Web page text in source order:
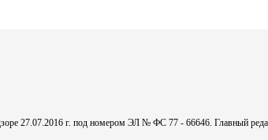
27.07.2016 г. под номером ЭЛ № ФС 77 - 66646. Главный